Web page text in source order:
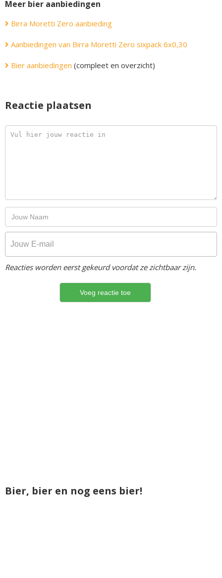
Meer bier aanbiedingen
Birra Moretti Zero aanbieding
Aanbiedingen van Birra Moretti Zero sixpack 6x0,30
Bier aanbiedingen (compleet en overzicht)
Reactie plaatsen
Reacties worden eerst gekeurd voordat ze zichtbaar zijn.
Bier, bier en nog eens bier!